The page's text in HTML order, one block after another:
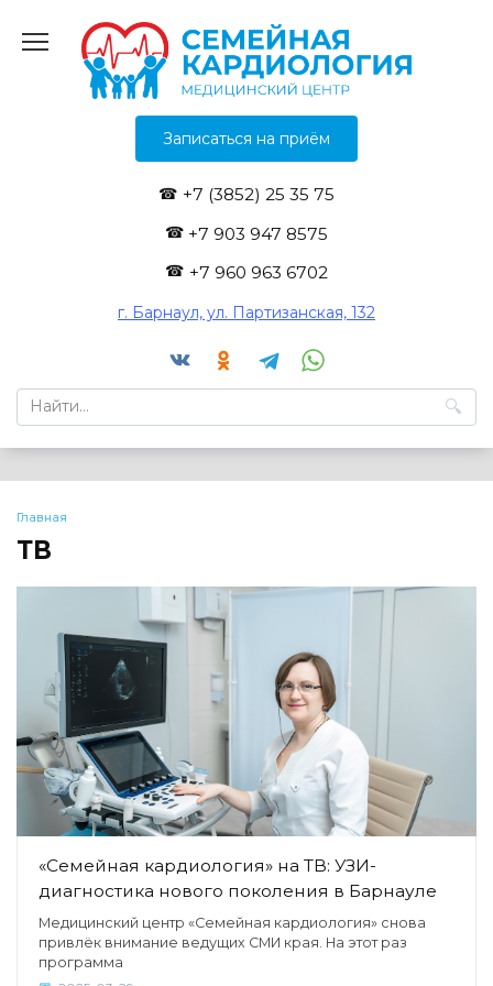
содержанию
Записаться на приём
+7 (3852) 25 35 75
+7 903 947 8575
+7 960 963 6702
г. Барнаул, ул. Партизанская, 132
Search
for:
Главная
ТВ
«Семейная кардиология» на ТВ: УЗИ-
диагностика нового поколения в Барнауле
Медицинский центр «Семейная кардиология» снова
привлёк внимание ведущих СМИ края. На этот раз
программа